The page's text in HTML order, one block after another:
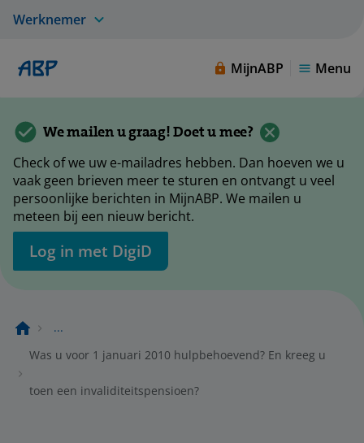
Werknemer
MijnABP Menu
We mailen u graag! Doet u mee?
Check of we uw e-mailadres hebben. Dan hoeven we u
vaak geen brieven meer te sturen en ontvangt u veel
persoonlijke berichten in MijnABP. We mailen u
meteen bij een nieuw bericht.
Log in met DigiD
...
Was u voor 1 januari 2010 hulpbehoevend? En kreeg u
toen een invaliditeitspensioen?